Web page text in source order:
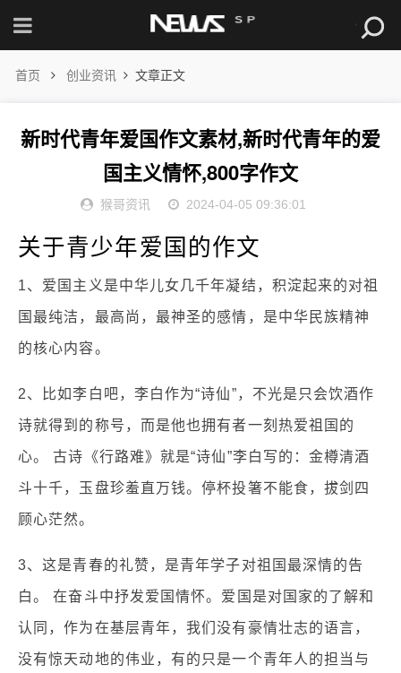
首页 创业资讯 文章正文
新时代青年爱国作文素材,新时代青年的爱
国主义情怀,800字作文
猴哥资讯 2024-04-05 09:36:01
关于青少年爱国的作文
1、爱国主义是中华儿女几千年凝结，积淀起来的对祖
国最纯洁，最高尚，最神圣的感情，是中华民族精神
的核心内容。
2、比如李白吧，李白作为“诗仙”，不光是只会饮酒作
诗就得到的称号，而是他也拥有者一刻热爱祖国的
心。 古诗《行路难》就是“诗仙”李白写的：金樽清酒
斗十千，玉盘珍羞直万钱。停杯投箸不能食，拔剑四
顾心茫然。
3、这是青春的礼赞，是青年学子对祖国最深情的告
白。 在奋斗中抒发爱国情怀。爱国是对国家的了解和
认同，作为在基层青年，我们没有豪情壮志的语言，
没有惊天动地的伟业，有的只是一个青年人的担当与